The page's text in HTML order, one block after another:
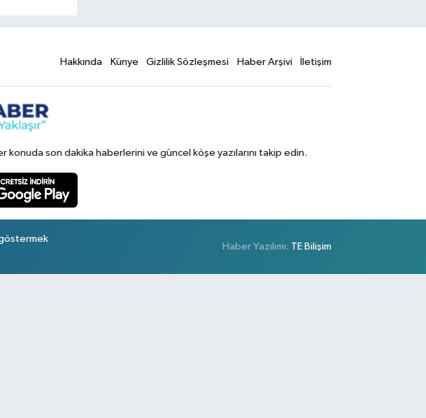
Hakkında Künye Gizlilik Sözleşmesi Haber Arşivi İletişim
son dakika haberlerini ve güncel köşe yazılarını takip edin.
Haber Yazılımı: TE Bilişim